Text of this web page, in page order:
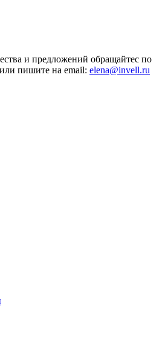
и предложений обращайтес по
или пишите на email: elena@invell.ru